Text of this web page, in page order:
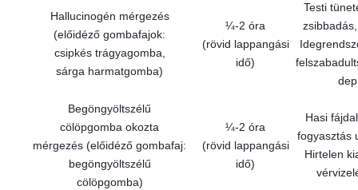
Hallucinogén mérgezés
(előidéző gombafajok:
csipkés trágyagomba,
sárga harmatgomba)
¼-2 óra
(rövid lappangási
idő)
Testi
Begöngyöltszélű
cölöpgomba okozta
mérgezés (előidéző gombafaj:
begöngyöltszélű
cölöpgomba)
¼-2 óra
(rövid lappangási
idő)
Hasi
fogyasztás
Hirtelen